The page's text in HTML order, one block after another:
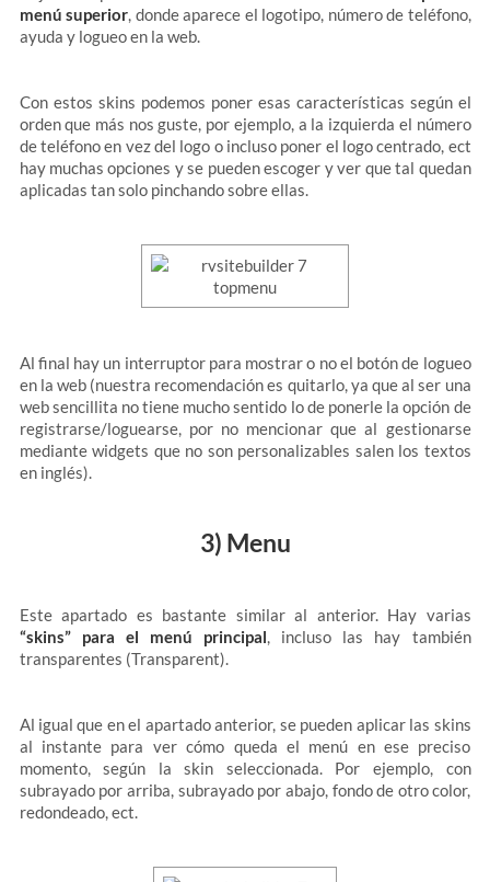
menú superior, donde aparece el logotipo, número de teléfono,
ayuda y logueo en la web.
Con estos skins podemos poner esas características según el
orden que más nos guste, por ejemplo, a la izquierda el número
de teléfono en vez del logo o incluso poner el logo centrado, ect
hay muchas opciones y se pueden escoger y ver que tal quedan
aplicadas tan solo pinchando sobre ellas.
Al final hay un interruptor para mostrar o no el botón de logueo
en la web (nuestra recomendación es quitarlo, ya que al ser una
web sencillita no tiene mucho sentido lo de ponerle la opción de
registrarse/loguearse, por no mencionar que al gestionarse
mediante widgets que no son personalizables salen los textos
en inglés).
3) Menu
Este apartado es bastante similar al anterior. Hay varias
“skins” para el menú principal, incluso las hay también
transparentes (Transparent).
Al igual que en el apartado anterior, se pueden aplicar las skins
al instante para ver cómo queda el menú en ese preciso
momento, según la skin seleccionada. Por ejemplo, con
subrayado por arriba, subrayado por abajo, fondo de otro color,
redondeado, ect.